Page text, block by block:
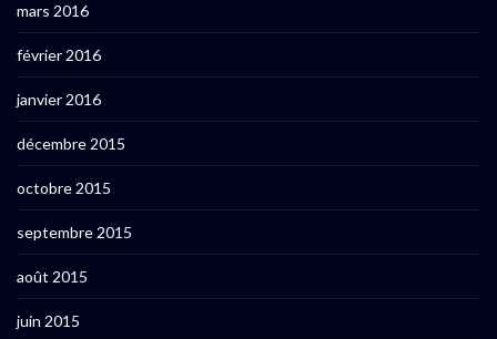
mars 2016
février 2016
janvier 2016
décembre 2015
octobre 2015
septembre 2015
août 2015
juin 2015